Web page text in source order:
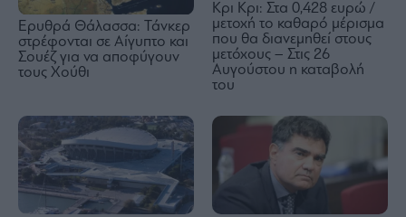
Ερυθρά Θάλασσα: Τάνκερ
στρέφονται σε Αίγυπτο και
Σουέζ για να αποφύγουν
τους Χούθι
Κρι Κρι: Στα 0,428 ευρώ /
μετοχή το καθαρό μέρισμα
που θα διανεμηθεί στους
μετόχους – Στις 26
Αυγούστου η καταβολή
του